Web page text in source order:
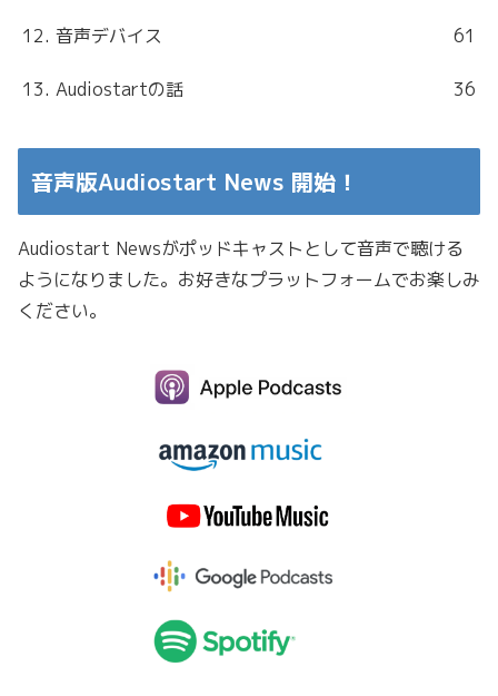
12. 音声デバイス 61
13. Audiostartの話 36
音声版Audiostart News 開始！
Audiostart Newsがポッドキャストとして音声で聴ける
ようになりました。お好きなプラットフォームでお楽しみ
ください。